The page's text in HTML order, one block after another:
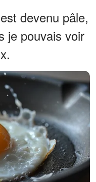
devenu pâle,
je pouvais voir